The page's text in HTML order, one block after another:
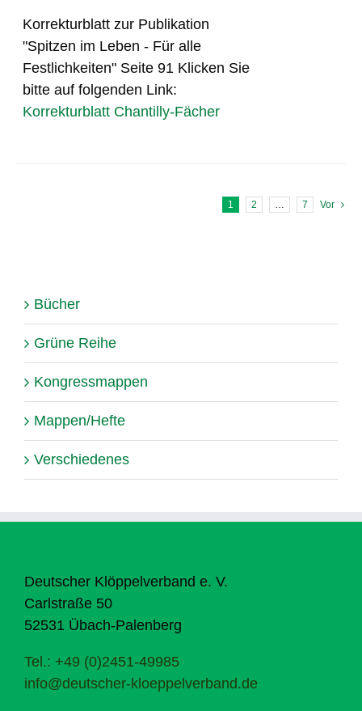
Korrekturblatt zur Publikation
"Spitzen im Leben - Für alle
Festlichkeiten" Seite 91 Klicken Sie
bitte auf folgenden Link:
Korrekturblatt Chantilly-Fächer
1 2 7 Vor
Bücher
Grüne Reihe
Kongressmappen
Mappen/Hefte
Verschiedenes
Deutscher Klöppelverband e. V.
Carlstraße 50
52531 Übach-Palenberg
Tel.: +49 (0)2451-49985
info@deutscher-kloeppelverband.de